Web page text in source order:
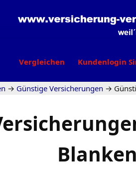
Vergleichen Kundenlogin
→ Günstige Versicherungen →